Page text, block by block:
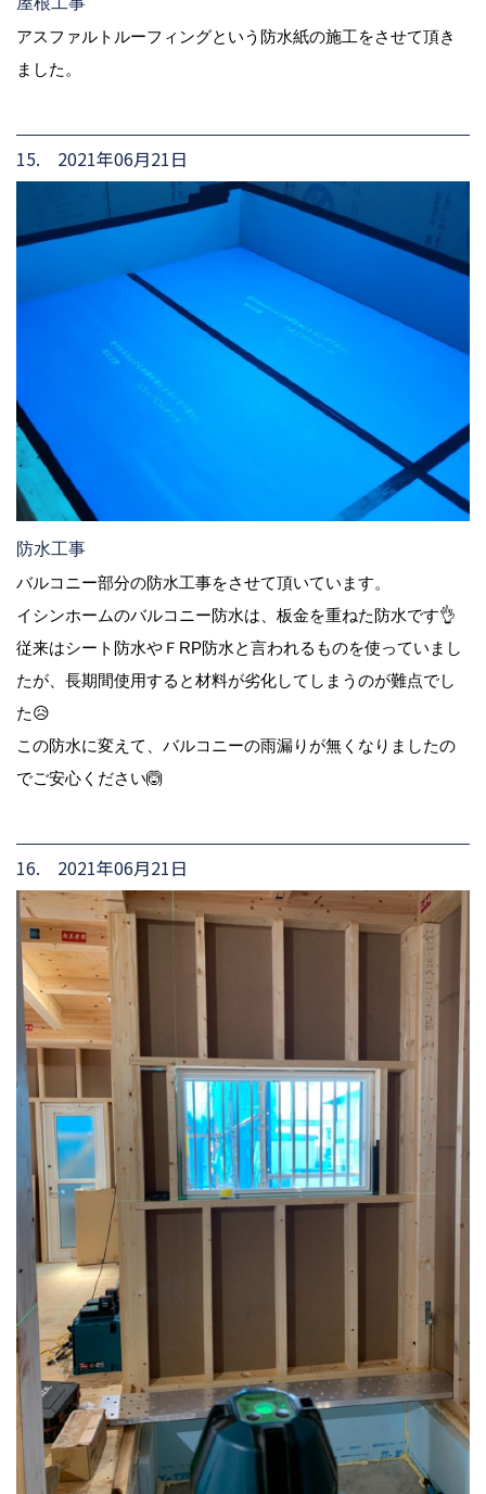
アスファルトルーフィングという防水紙の施工をさせて頂き
ました。
15. 2021年06月21日
防水工事
バルコニー部分の防水工事をさせて頂いています。
イシンホームのバルコニー防水は、板金を重ねた防水です👌
従来はシート防水やＦRP防水と言われるものを使っていまし
たが、長期間使用すると材料が劣化してしまうのが難点でし
た😥
この防水に変えて、バルコニーの雨漏りが無くなりましたの
でご安心ください🙆
16. 2021年06月21日